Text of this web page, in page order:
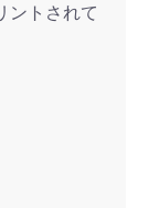
ントされて